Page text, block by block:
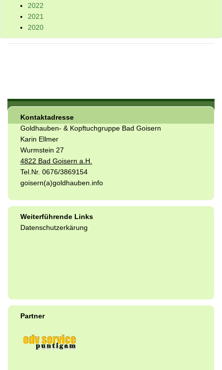
2022
2021
2020
Kontaktadresse
Goldhauben- & Kopftuchgruppe Bad Goisern
Karin Ellmer
Wurmstein 27
4822 Bad Goisern a.H.
Tel.Nr. 0676/3869154
goisern(a)goldhauben.info
Weiterführende Links
Datenschutzerkärung
Partner